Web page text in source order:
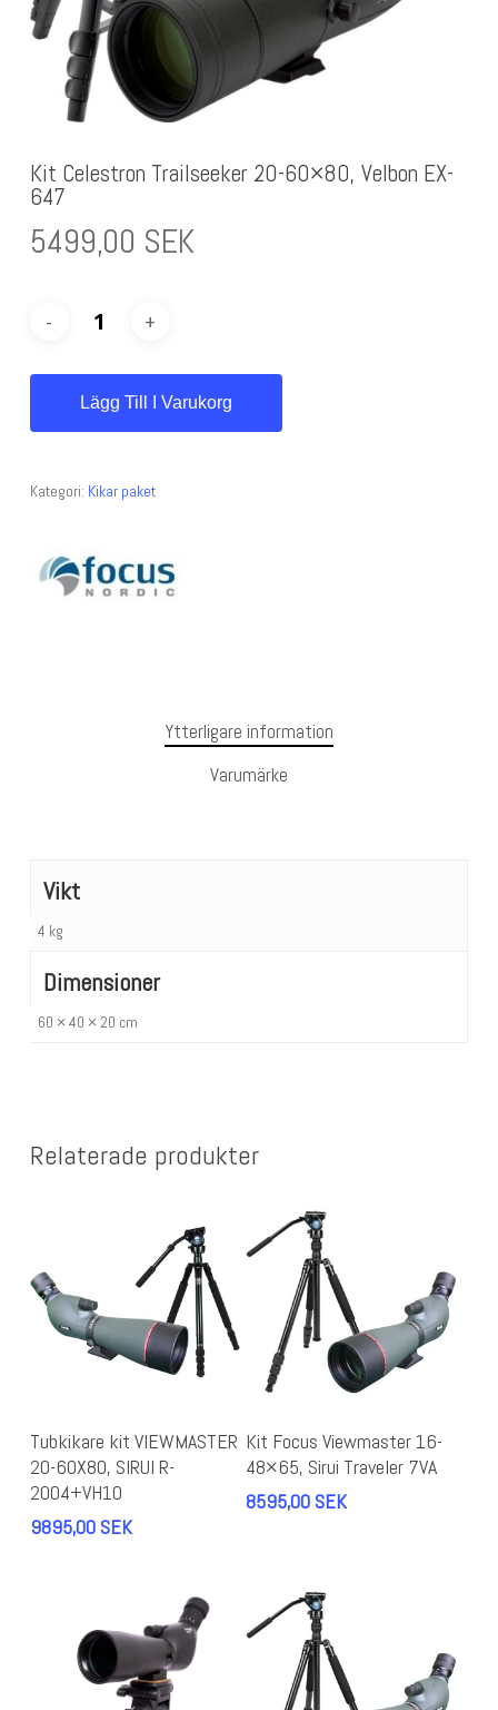
Kit Celestron Trailseeker 20-60×80, Velbon EX-
647
5499,00 SEK
Lägg Till I Varukorg
Kategori: Kikar paket
Ytterligare information
Varumärke
Vikt
4 kg
Dimensioner
60 × 40 × 20 cm
Relaterade produkter
Lägg Till I Varukorg
Tubkikare kit VIEWMASTER
20-60X80, SIRUI R-
2004+VH10
9895,00SEK
Lägg Till I Varukorg
Kit Focus Viewmaster 16-
48×65, Sirui Traveler 7VA
8595,00SEK